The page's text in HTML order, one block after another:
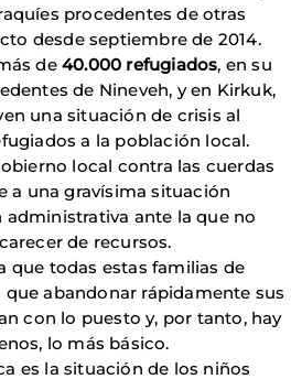
procedentes de otras
desde septiembre de 2014.
de 40.000 refugiados, en su
de Nineveh, y en Kirkuk,
una situación de crisis al
a la población local.
local contra las cuerdas
a una gravísima situación
ante la que no
de recursos.
que todas estas familias de
abandonar rápidamente sus
con lo puesto y, por tanto, hay
lo más básico.
es la situación de los niños